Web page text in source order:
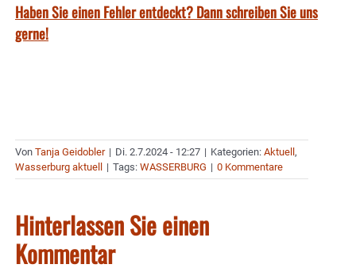
Haben Sie einen Fehler entdeckt? Dann schreiben Sie uns
gerne!
Von Tanja Geidobler | Di. 2.7.2024 - 12:27 | Kategorien: Aktuell ,
Wasserburg aktuell
| Tags: WASSERBURG | 0 Kommentare
Hinterlassen Sie einen
Kommentar